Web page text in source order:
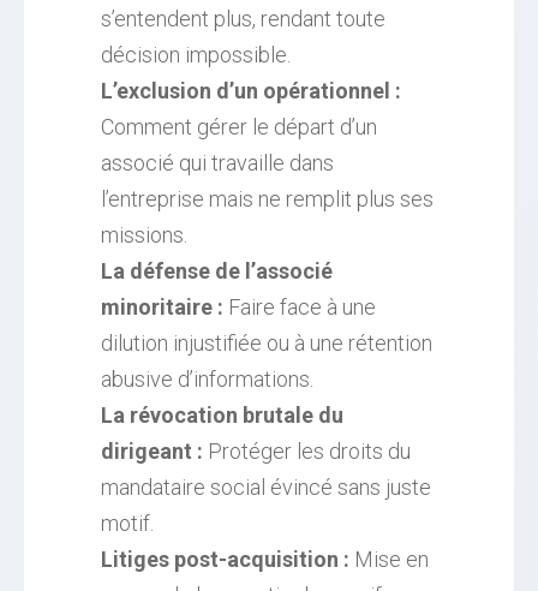
s’entendent plus, rendant toute
décision impossible.
L’exclusion d’un opérationnel :
Comment gérer le départ d’un
associé qui travaille dans
l’entreprise mais ne remplit plus ses
missions.
La défense de l’associé
minoritaire : Faire face à une
dilution injustifiée ou à une rétention
abusive d’informations.
La révocation brutale du
dirigeant : Protéger les droits du
mandataire social évincé sans juste
motif.
Litiges post-acquisition : Mise en